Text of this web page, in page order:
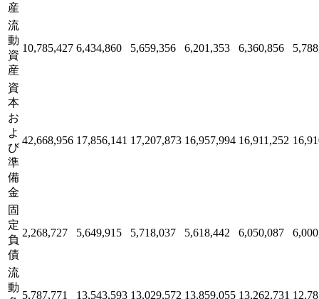
産
流
動
資
産
10,785,427 6,434,860 5,659,356 6,201,353 6,360,856
資
本
お
よ
び
準
備
金
42,668,956 17,856,141 17,207,873 16,957,994 16,911,252
固
定
負
債
2,268,727 5,649,915 5,718,037 5,618,442 6,050,087
流
動
5,787,771 13,543,593 13,029,572 13,859,055 13,262,731